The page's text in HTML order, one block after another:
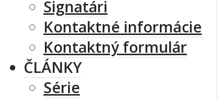
Signatári
Kontaktné informácie
Kontaktný formulár
ČLÁNKY
Série